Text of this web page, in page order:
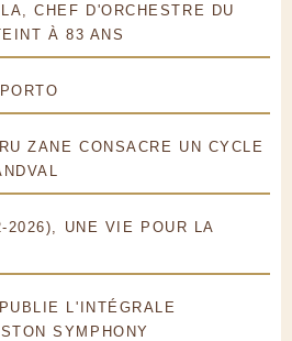
CHEF D'ORCHESTRE DU
À 83 ANS
ZANE CONSACRE UN CYCLE
UNE VIE POUR LA
L'INTÉGRALE
SYMPHONY